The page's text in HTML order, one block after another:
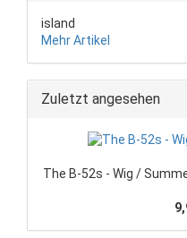
island
Mehr Artikel
Zuletzt angesehen
The B-52s - Wig /